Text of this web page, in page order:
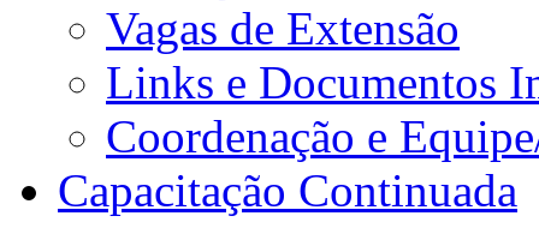
Vagas de Extensão
Links e Documentos
Coordenação e
Capacitação Continuada